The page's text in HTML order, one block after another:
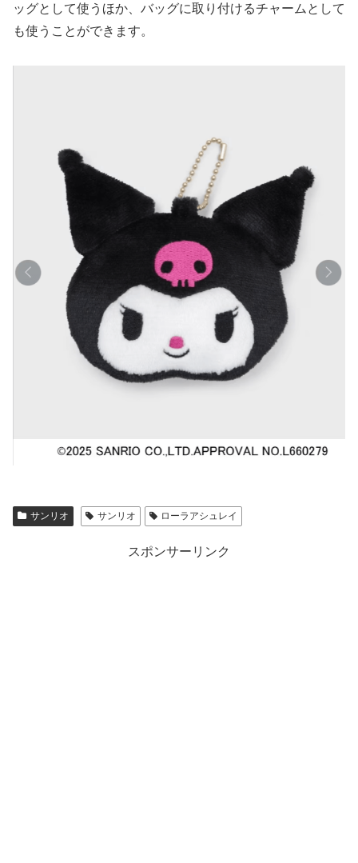
ッグとして使うほか、バッグに取り付けるチャームとして
も使うことができます。
サンリオ サンリオ ローラアシュレイ
スポンサーリンク